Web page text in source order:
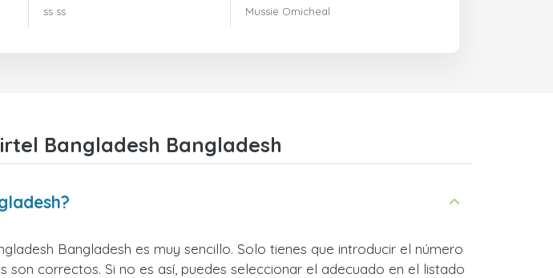
ss ss
Mussie Omicheal
Bangladesh Bangladesh
Bangladesh es muy sencillo. Solo tienes que introducir el número
correctos. Si no es así, puedes seleccionar el adecuado en el listado